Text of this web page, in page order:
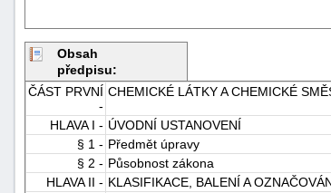
Obsah
předpisu:
ČÁST PRVNÍ
-
CHEMICKÉ LÁTKY A CHEMICKÉ
HLAVA I - ÚVODNÍ USTANOVENÍ
§ 1 - Předmět úpravy
§ 2 - Působnost zákona
HLAVA II - KLASIFIKACE, BALENÍ A